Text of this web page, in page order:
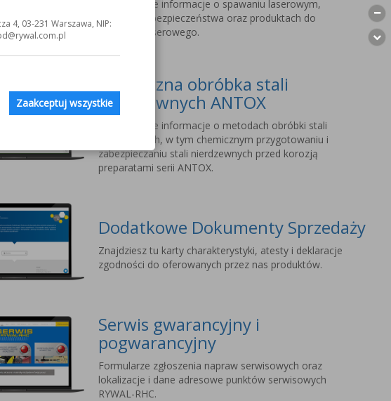
Szczegółowe informacje o spawaniu laserowym,
wymogach bezpieczeństwa oraz produktach do
spawania laserowego.
Chemiczna obróbka stali
nierdzewnych ANTOX
Szczegółowe informacje o metodach obróbki stali
nierdzewnych, w tym chemicznym przygotowaniu i
zabezpieczaniu stali nierdzewnych przed korozją
preparatami serii ANTOX.
Dodatkowe Dokumenty Sprzedaży
Znajdziesz tu karty charakterystyki, atesty i deklaracje
zgodności do oferowanych przez nas produktów.
Serwis gwarancyjny i
pogwarancyjny
Formularze zgłoszenia napraw serwisowych oraz
lokalizacje i dane adresowe punktów serwisowych
RYWAL-RHC.
4, 03-231 Warszawa, NIP:
Zaakceptuj wszystkie